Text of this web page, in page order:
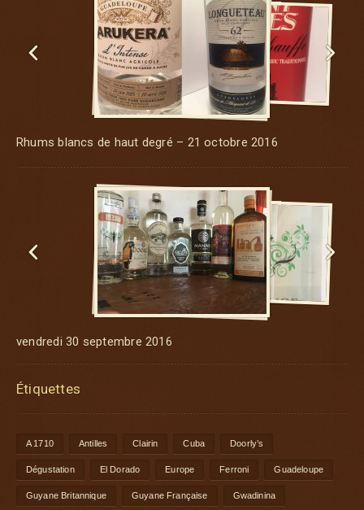
 
Rhums blancs de haut degré – 21 octobre 2016
 
vendredi 30 septembre 2016
Étiquettes
A 1710 Antilles Clairin Cuba Doorly’s
Dégustation El Dorado Europe Ferroni Guadeloupe
Guyane Britannique Guyane Française Gwadinina